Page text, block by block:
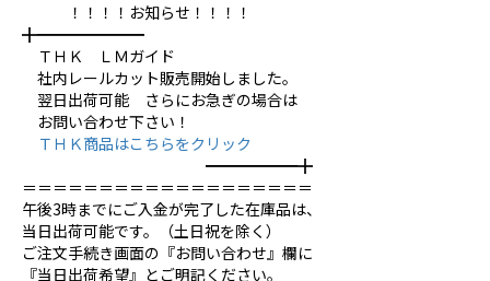
！！！！お知らせ！！！！
╋━━━━━━━
ＴＨＫ ＬＭガイド
社内レールカット販売開始しました。
翌日出荷可能 さらにお急ぎの場合は
お問い合わせ下さい！
ＴＨＫ商品はこちらをクリック
━━━━━━╋
＝＝＝＝＝＝＝＝＝＝＝＝＝＝＝＝＝＝＝
午後3時までにご入金が完了した在庫品は、
当日出荷可能です。（土日祝を除く）
ご注文手続き画面の『お問い合わせ』欄に
『当日出荷希望』とご明記ください。